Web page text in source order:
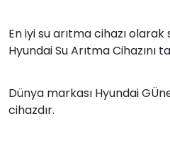
En iyi su arıtma cihazı
Hyundai Su Arıtma Cihazını
Dünya markası Hyundai
cihazdır.